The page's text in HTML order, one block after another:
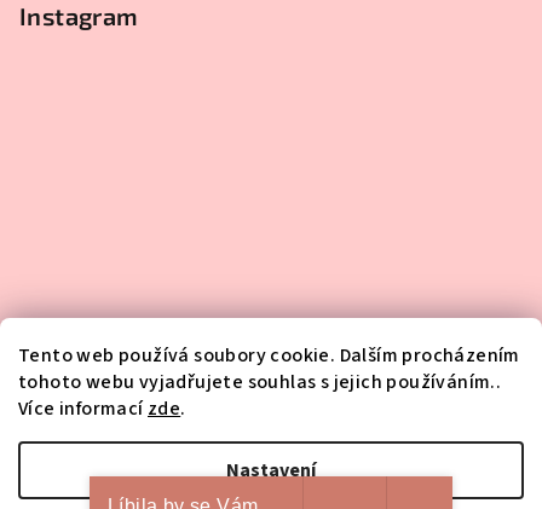
Tento web používá soubory cookie. Dalším procházením
tohoto webu vyjadřujete souhlas s jejich používáním..
Více informacízde.
Nastavení
Instagram